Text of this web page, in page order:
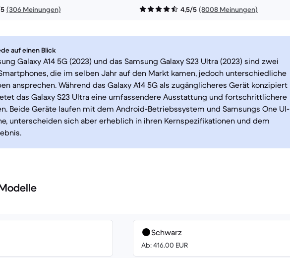
(306 Meinungen) 4,5/5 (8008 Meinungen)
auf einen Blick
Galaxy A14 5G (2023) und das Samsung Galaxy S23 Ultra (2023) sind zwei
die im selben Jahr auf den Markt kamen, jedoch unterschiedliche
ansprechen. Während das Galaxy A14 5G als zugänglicheres Gerät konzipiert
das Galaxy S23 Ultra eine umfassendere Ausstattung und fortschrittlichere
Beide Geräte laufen mit dem Android-Betriebssystem und Samsungs One UI-
unterscheiden sich aber erheblich in ihren Kernspezifikationen und dem
Schwarz
Ab: 416.00 EUR